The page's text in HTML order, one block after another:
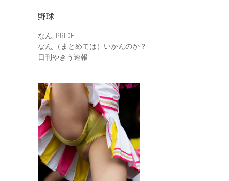
野球
なんJ PRIDE
なんJ（まとめては）いかんのか？
日刊やきう速報